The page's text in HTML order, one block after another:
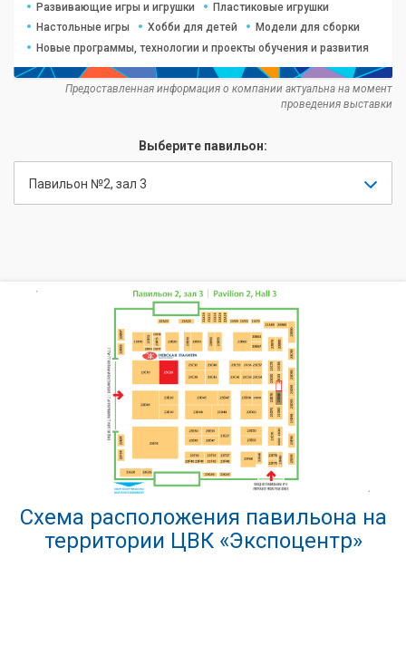
Развивающие игры и игрушки
Пластиковые игрушки
Настольные игры
Хобби для детей
Модели для сборки
Новые программы, технологии и проекты обучения и развития
Предоставленная информация о компании актуальна на момент
проведения выставки
Выберите павильон:
Павильон №2, зал 3
Схема расположения павильона на
территории ЦВК «Экспоцентр»